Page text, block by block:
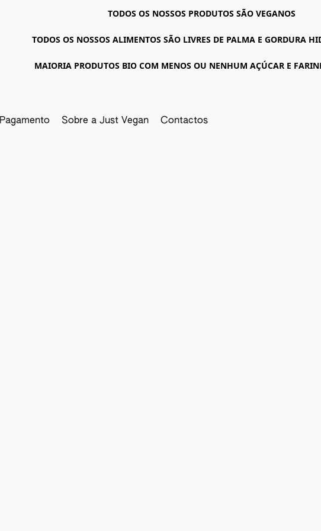
TODOS OS NOSSOS PRODUTOS SÃO VEGANOS
TODOS OS NOSSOS ALIMENTOS SÃO LIVRES DE PALMA E GORDURA
MAIORIA PRODUTOS BIO COM MENOS OU NENHUM AÇÚCAR E
Pagamento Sobre a Just Vegan Contactos